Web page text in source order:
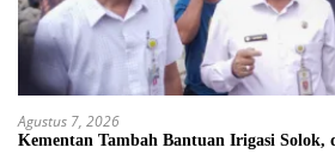
Agustus 7, 2026
Kementan Tambah Bantuan Irigasi